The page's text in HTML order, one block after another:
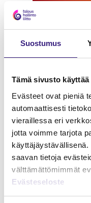
Suostumus
Tämä sivusto käyttää
Evästeet ovat pieniä
automaattisesti
vieraillessa eri
jotta voimme tarjota
saavan tietoja
välttämättömimmät
Evästeseloste